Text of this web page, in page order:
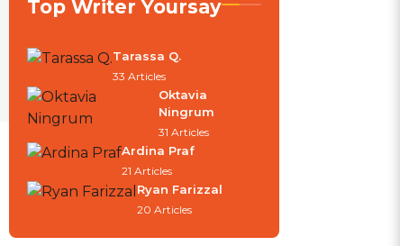
Top Writer Yoursay
Tarassa Q.
33 Articles
Oktavia
Ningrum
31 Articles
Ardina Praf
21 Articles
Ryan Farizzal
20 Articles